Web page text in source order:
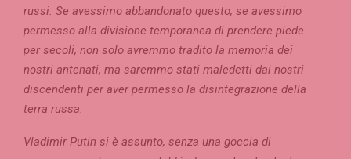
russi. Se avessimo abbandonato questo, se avessimo
permesso alla divisione temporanea di prendere piede
per secoli, non solo avremmo tradito la memoria dei
nostri antenati, ma saremmo stati maledetti dai nostri
discendenti per aver permesso la disintegrazione della
terra russa.
Vladimir Putin si è assunto, senza una goccia di